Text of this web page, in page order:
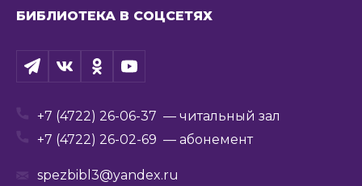
БИБЛИОТЕКА В СОЦСЕТЯХ
+7 (4722) 26-06-37 — читальный зал
+7 (4722) 26-02-69 — абонемент
spezbibl3@yandex.ru